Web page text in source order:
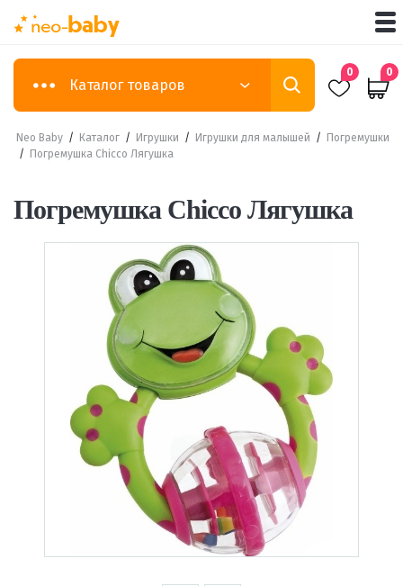
Каталог товаров
0 0
Neo Baby / Каталог / Игрушки / Игрушки для малышей /
Погремушки
/
Погремушка Chicco Лягушка
Погремушка Chicco Лягушка